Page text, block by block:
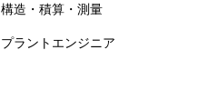
構造・積算・測量
プラントエンジニア